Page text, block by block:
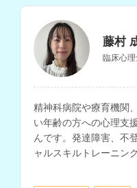
藤村
臨床心
精神科病院や療育機関
い年齢の方への心理支
んです。発達障害、不
ャルスキルトレーニン